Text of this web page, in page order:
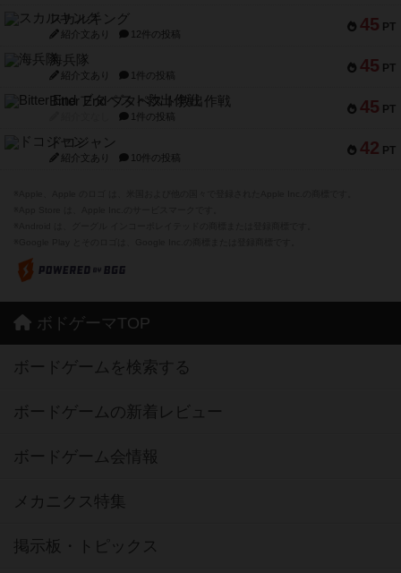
45 PT
スカルキング
紹介文あり 12件の投稿
45 PT
海兵隊
紹介文あり 1件の投稿
45 PT
Bitter End ブタペスト救出作戦
1件の投稿
42 PT
ドコジャン
紹介文あり 10件の投稿
ボドゲーマTOP
ボードゲームを検索する
ボードゲームの新着レビュー
ボードゲーム会情報
メカニクス特集
掲示板・トピックス